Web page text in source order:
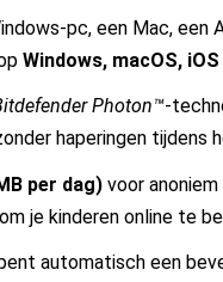
pc, een Mac, een
Windows, macOS,
Photon™-
haperingen tijdens
per dag)voor anoniem
je kinderen online te
automatisch een